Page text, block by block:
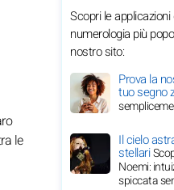
le
Scopri le
numerologia più
nostro sito:
Prova la
tuo segno
Il cielo
stellari
Noemi:
spiccata